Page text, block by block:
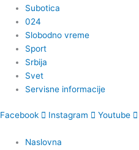
Subotica
024
Slobodno vreme
Sport
Srbija
Svet
Servisne informacije
Facebook Instagram Youtube
Naslovna